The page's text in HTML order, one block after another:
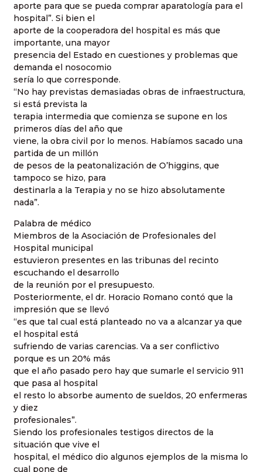
aporte para que se pueda comprar aparatología para el
hospital”. Si bien el
aporte de la cooperadora del hospital es más que
importante, una mayor
presencia del Estado en cuestiones y problemas que
demanda el nosocomio
sería lo que corresponde.
“No hay previstas demasiadas obras de infraestructura,
si está prevista la
terapia intermedia que comienza se supone en los
primeros días del año que
viene, la obra civil por lo menos. Habíamos sacado una
partida de un millón
de pesos de la peatonalización de O’higgins, que
tampoco se hizo, para
destinarla a la Terapia y no se hizo absolutamente
nada”.
Palabra de médico
Miembros de la Asociación de Profesionales del
Hospital municipal
estuvieron presentes en las tribunas del recinto
escuchando el desarrollo
de la reunión por el presupuesto.
Posteriormente, el dr. Horacio Romano contó que la
impresión que se llevó
“es que tal cual está planteado no va a alcanzar ya que
el hospital está
sufriendo de varias carencias. Va a ser conflictivo
porque es un 20% más
que el año pasado pero hay que sumarle el servicio 911
que pasa al hospital
el resto lo absorbe aumento de sueldos, 20 enfermeras
y diez
profesionales”.
Siendo los profesionales testigos directos de la
situación que vive el
hospital, el médico dio algunos ejemplos de la misma lo
cual pone de